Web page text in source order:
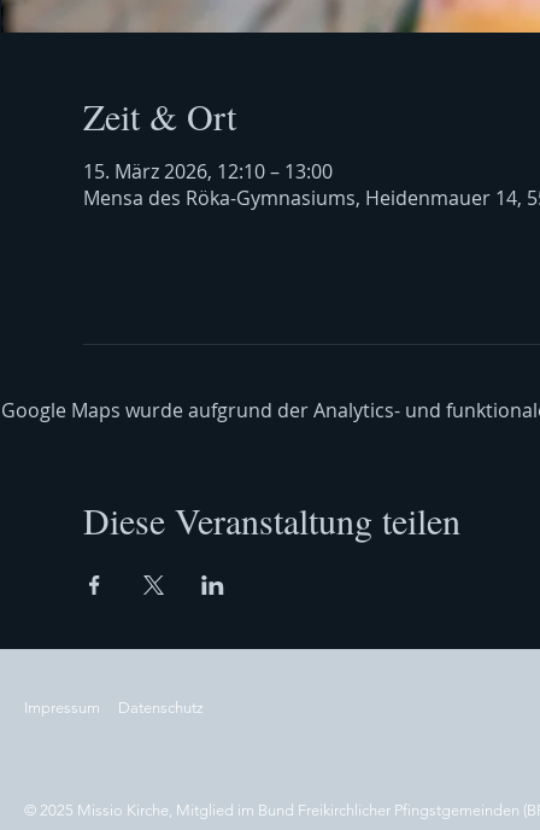
Zeit & Ort
15. März 2026, 12:10 – 13:00
Mensa des Röka-Gymnasiums, Heidenmauer 14,
Google Maps wurde aufgrund der Analytics- und
Diese Veranstaltung teilen
Impressum Datenschutz
© 2025 Missio Kirche, Mitglied im Bund Freikirchlicher Pfingstgemeinden